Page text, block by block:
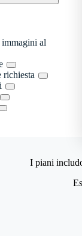
al
richiesta
I piani